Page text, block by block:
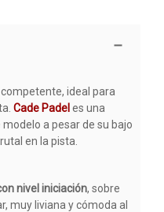
ideal para
Cade Padeles una
a pesar de su bajo
en la pista.
nivel iniciación, sobre
muy liviana y cómoda al